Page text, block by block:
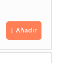
Añadir